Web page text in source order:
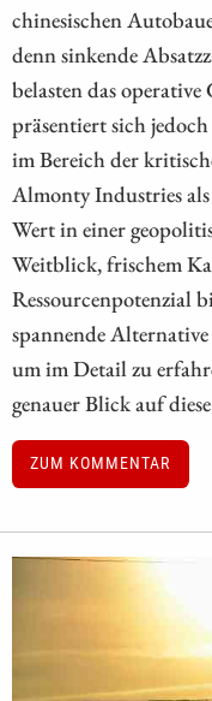
chinesischen
denn sinkende
belasten das operative
präsentiert sich
im Bereich der
Almonty Industries
Wert in einer
Weitblick, frischem
Ressourcenpotenzial
spannende
um im Detail zu
genauer Blick auf
ZUM KOMMENTAR